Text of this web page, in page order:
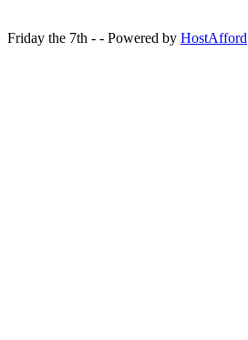
Friday the 7th - - Powered by HostAfford